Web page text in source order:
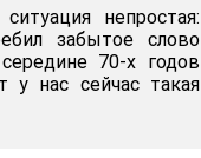
непростая:
забытое слово
70-х годов
у нас сейчас такая